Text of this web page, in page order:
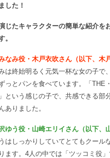
した！
じたキャラクターの簡単な紹介を
。
なみ役・木戸衣吹さん（以下、木戸
は終始明るく元気一杯な女の子で
っとパンを食べています。「THE
という感じの子で、共感できる部
ありました。
ゆう役・山崎エリイさん（以下、山
はしっかりしていてとてもクール
ます。4人の中では「ツッコミ役